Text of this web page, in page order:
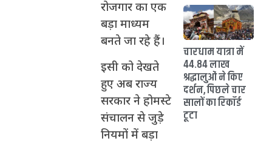
रोजगार का एक
बड़ा माध्यम
बनते जा रहे हैं।
इसी को देखते
हुए अब राज्य
सरकार ने होमस्टे
संचालन से जुड़े
नियमों में बड़ा
चारधाम यात्रा में
44.84 लाख
श्रद्धालुओं ने किए
दर्शन, पिछले चार
सालों का रिकॉर्ड
टूटा